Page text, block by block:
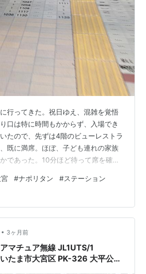
行ってきた。祝日ゆえ、混雑を覚悟
口は特に時間もかからず、入場でき
たので、先ずは4階のビューレストラ
既に満席。ほぼ、子ども連れの家族
であった。10分ほど待って席を確
るランチトレーンなどがあり、多数
食事の場所を得られるようだ。腹ご
階の歴史ステーションへ、そして1階
へ。ワクワクしたが、多くの子ども
よう、控え目に車両をまわった。3時
。なぜ、鉄道は子どもやじ…
#ナポリタン #ステーション
• 3ヶ月前
マチュア無線 JL1UTS/1
たま市大宮区 PK-326 大平公